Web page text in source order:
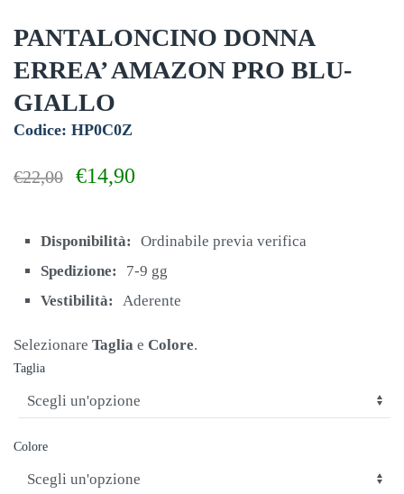
PANTALONCINO DONNA
ERREA’ AMAZON PRO BLU-
GIALLO
Codice: HP0C0Z
€22,00
era:
€14,90
è:
Disponibilità:
Ordinabile previa verifica
Spedizione:
7-9 gg
Vestibilità:
Aderente
Selezionare Taglia e Colore.
Taglia
Colore